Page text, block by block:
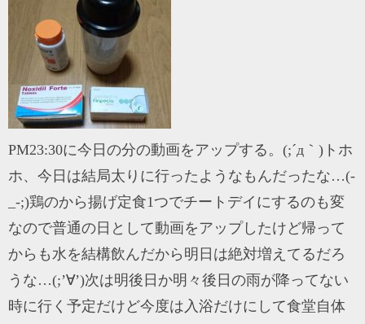
PM23:30に今日の分の動画をアップする。(;´д｀)トホ
ホ、今日は結局太りに行ったようなもんだったな…(-
_-;)鶏のから揚げ定食1つでチートデイにするのも変
なので普通の日として動画をアップしたけど帰って
からも水を結構飲んだから明日は絶対増えてるだろ
うな…(;’∀’)次は明後日か明々後日の雨が降ってない
時に行く予定だけど今度は入浴だけにして食堂自体